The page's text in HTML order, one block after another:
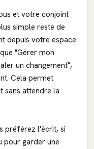
et votre conjoint
simple reste de
depuis votre espace
"Gérer mon
un changement",
Cela permet
sans attendre la
préférez l'écrit, si
pour garder une